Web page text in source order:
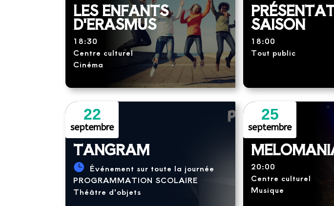
LES ENFANTS
D'ERASMUS
18:30
Centre culturel
Cinéma
SAISON
18:00
Tout public
22
septembre
TANGRAM
Événement sur toute la journée
PROGRAMMATION SCOLAIRE
Théâtre d'objets
25
septembre
20:00
Centre culturel
Musique